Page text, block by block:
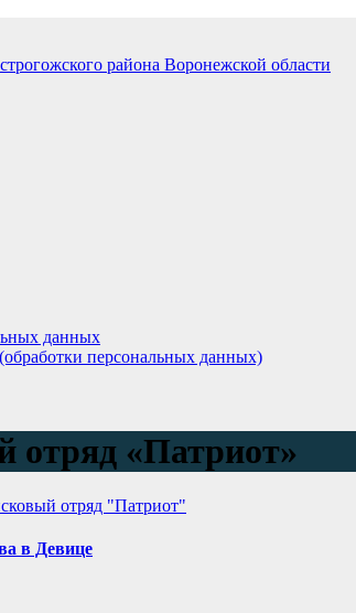
данных
персональных данных)
отряд «Патриот»
отряд "Патриот"
в Девице